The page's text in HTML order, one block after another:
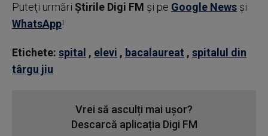
Puteţi urmări Știrile Digi FM şi pe Google News şi
WhatsApp!
Etichete: spital , elevi , bacalaureat , spitalul din
târgu jiu
Vrei să asculți mai ușor?
Descarcă aplicația Digi FM